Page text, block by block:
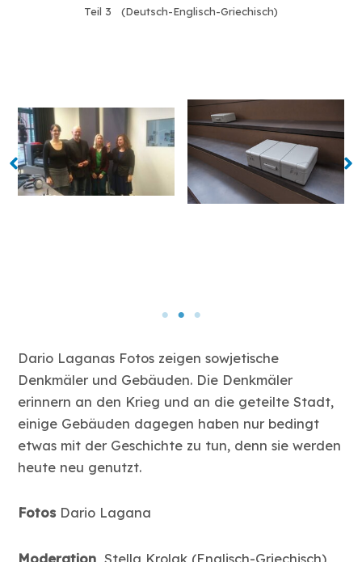
Teil 3 (Deutsch-Englisch-Griechisch)
Dario Laganas Fotos zeigen sowjetische
Denkmäler und Gebäuden. Die Denkmäler
erinnern an den Krieg und an die geteilte Stadt,
einige Gebäuden dagegen haben nur bedingt
etwas mit der Geschichte zu tun, denn sie werden
heute neu genutzt.
Fotos Dario Lagana
Moderation Stella Krolak (Englisch-Griechisch)